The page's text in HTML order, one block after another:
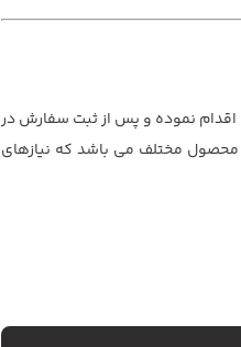
اقدام نموده و پس از ثبت سفارش در
سریع ترین زمان ممکن درب منزل تحویل بگیرید. فابریک پارت عرضه کننده انواع لوازم و قطعات خودرو در بیش از 3000 محصول مختلف می باشد که نیازهای